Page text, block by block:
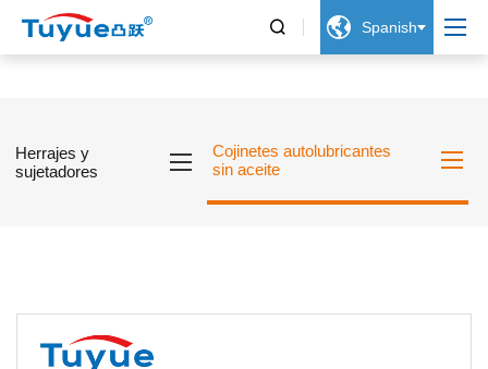
  Spanish
Herrajes y
sujetadores
Cojinetes autolubricantes
sin aceite